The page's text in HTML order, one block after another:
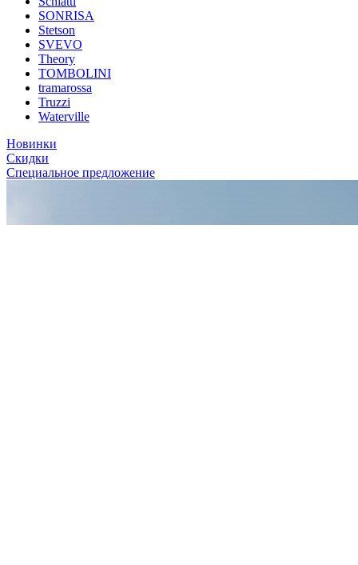
SONRISA
Stetson
SVEVO
Theory
TOMBOLINI
tramarossa
Truzzi
Waterville
Новинки
Скидки
Специальное предложение